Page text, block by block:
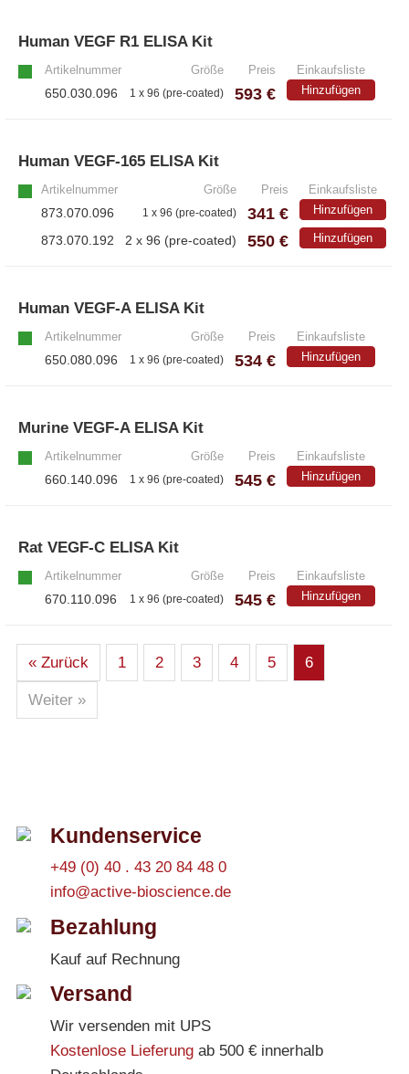
Human VEGF R1 ELISA Kit
Artikelnummer Größe Preis Einkaufsliste
650.030.096 1 x 96 (pre-coated) 593 € Hinzufügen
Human VEGF-165 ELISA Kit
Artikelnummer Größe Preis Einkaufsliste
873.070.096 1 x 96 (pre-coated) 341 € Hinzufügen
873.070.192 2 x 96 (pre-coated) 550 € Hinzufügen
Human VEGF-A ELISA Kit
Artikelnummer Größe Preis Einkaufsliste
650.080.096 1 x 96 (pre-coated) 534 € Hinzufügen
Murine VEGF-A ELISA Kit
Artikelnummer Größe Preis Einkaufsliste
660.140.096 1 x 96 (pre-coated) 545 € Hinzufügen
Rat VEGF-C ELISA Kit
Artikelnummer Größe Preis Einkaufsliste
670.110.096 1 x 96 (pre-coated) 545 € Hinzufügen
« Zurück 1 2 3 4 5 6
Weiter »
Kundenservice
+49 (0) 40 . 43 20 84 48 0
info@active-bioscience.de
Bezahlung
Kauf auf Rechnung
Versand
Wir versenden mit UPS
Kostenlose Lieferungab 500 € innerhalb